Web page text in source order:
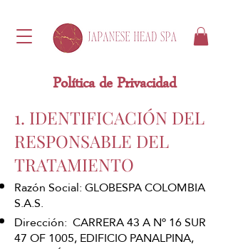
Política de Privacidad
1. IDENTIFICACIÓN DEL
RESPONSABLE DEL
TRATAMIENTO
Razón Social: GLOBESPA COLOMBIA
S.A.S.
Dirección: CARRERA 43 A Nº 16 SUR
47 OF 1005, EDIFICIO PANALPINA,